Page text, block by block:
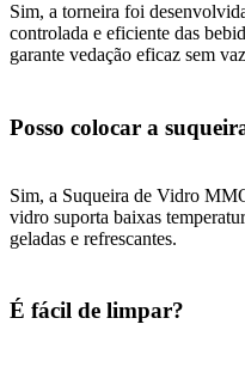
Sim, a torneira foi
controlada e eficiente das
garante vedação eficaz sem
Posso colocar a
Sim, a Suqueira de Vidro
vidro suporta baixas
geladas e refrescantes.
É fácil de limpar?